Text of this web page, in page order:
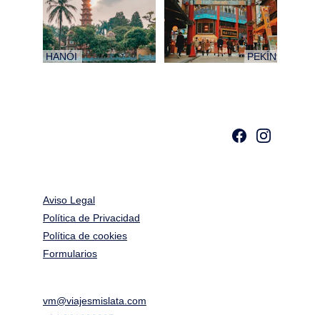
HANÓI PEKÍN
vm@viajesmislata.com
Aviso Legal
Política de Privacidad
Política de cookies
Formularios